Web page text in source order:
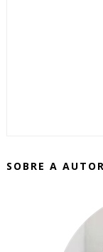
SOBRE A